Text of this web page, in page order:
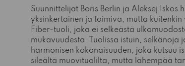
Suunnittelijat Boris Berlin ja Aleksej Iskos
yksinkertainen ja toimiva, mutta kuitenkin
Fiber-tuoli, joka ei selkeästä
mukavuudesta. Tuolissa istuin, selkänoja
harmonisen kokonaisuuden, joka kutsuu
sileältä muovituolilta, mutta lähempää